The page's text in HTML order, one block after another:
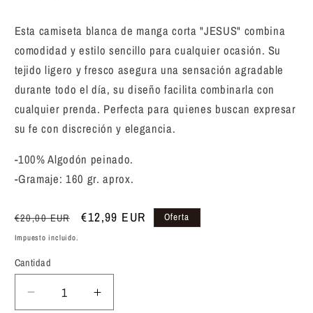
Esta camiseta blanca de manga corta "JESUS" combina
comodidad y estilo sencillo para cualquier ocasión. Su
tejido ligero y fresco asegura una sensación agradable
durante todo el día, su diseño facilita combinarla con
cualquier prenda. Perfecta para quienes buscan expresar
su fe con discreción y elegancia.
-100% Algodón peinado.
-Gramaje: 160 gr. aprox.
Precio
habitual
€20,00 EUR
Precio
€12,99 EUR Oferta
Impuesto incluido.
Cantidad
Reducir
Aumentar